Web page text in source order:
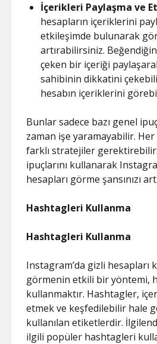
İçerikleri Paylaşma ve
hesapların içeriklerini
etkileşimde bulunarak
artırabilirsiniz.
çeken bir içeriği
sahibinin dikkatini
hesabın içeriklerini
Bunlar sadece bazı genel
zaman işe yaramayabilir. Her
farklı stratejiler
ipuçlarını kullanarak
hesapları görme şansınızı
Hashtagleri Kullanma
Hashtagleri Kullanma
Instagram’da gizli hesapları
görmenin etkili bir yöntemi,
kullanmaktır. Hashtagler,
etmek ve keşfedilebilir hale
kullanılan etiketlerdir.
ilgili popüler hashtagleri